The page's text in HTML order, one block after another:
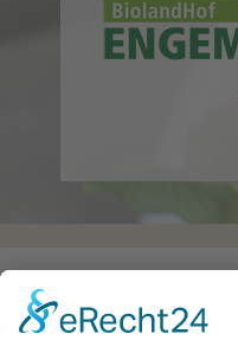
Startseite